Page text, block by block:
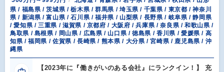
県 / 福島県 / 茨城県 / 栃木県 / 群馬県 / 埼玉県 / 千葉県 / 東京都 / 神奈川
県 / 新潟県 / 富山県 / 石川県 / 福井県 / 山梨県 / 長野県 / 岐阜県 / 静岡県
/ 愛知県 / 三重県 / 滋賀県 / 京都府 / 大阪府 / 兵庫県 / 奈良県 / 和歌山県 /
鳥取県 / 島根県 / 岡山県 / 広島県 / 山口県 / 徳島県 / 香川県 / 愛媛県 / 高
知県 / 福岡県 / 佐賀県 / 長崎県 / 熊本県 / 大分県 / 宮崎県 / 鹿児島県 / 沖
縄県
【2023年に『働きがいのある会社』にランクイン！】 充